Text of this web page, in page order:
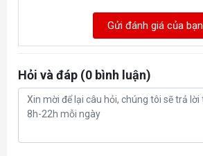
Màn hình 14.0Inch Full HD
Webcam có
Gửi đánh giá của bạn
Hỏi và đáp (0 bình luận)